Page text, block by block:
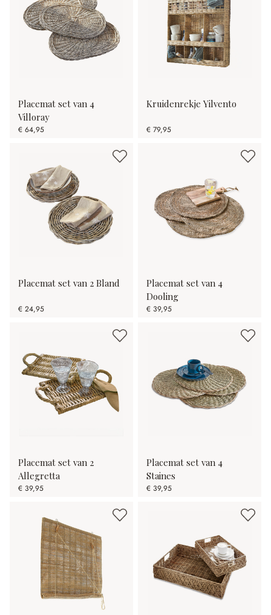
Placemat set van 4
Villoray
€ 64,95
Kruidenrekje Yilvento
€ 79,95
Placemat set van 2 Bland
€ 24,95
Placemat set van 4
Dooling
€ 39,95
Placemat set van 2
Allegretta
€ 39,95
Placemat set van 4
Staines
€ 39,95